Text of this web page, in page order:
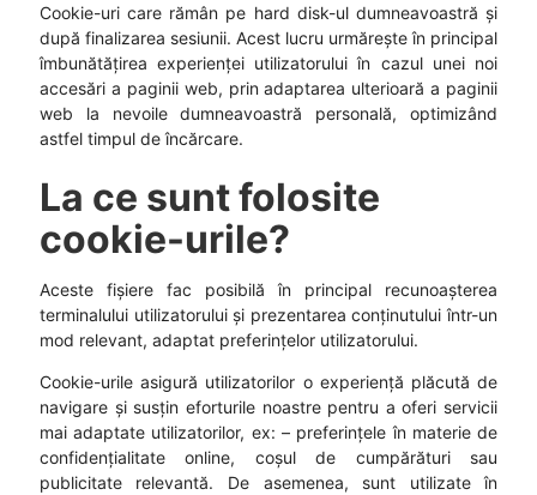
Cookie-uri care rămân pe hard disk-ul dumneavoastră și
după finalizarea sesiunii. Acest lucru urmărește în principal
îmbunătățirea experienței utilizatorului în cazul unei noi
accesări a paginii web, prin adaptarea ulterioară a paginii
web la nevoile dumneavoastră personală, optimizând
astfel timpul de încărcare.
La ce sunt folosite
cookie-urile?
Aceste fișiere fac posibilă în principal recunoașterea
terminalului utilizatorului și prezentarea conținutului într-un
mod relevant, adaptat preferințelor utilizatorului.
Cookie-urile asigură utilizatorilor o experiență plăcută de
navigare și susțin eforturile noastre pentru a oferi servicii
mai adaptate utilizatorilor, ex: – preferințele în materie de
confidențialitate online, coșul de cumpărături sau
publicitate relevantă. De asemenea, sunt utilizate în